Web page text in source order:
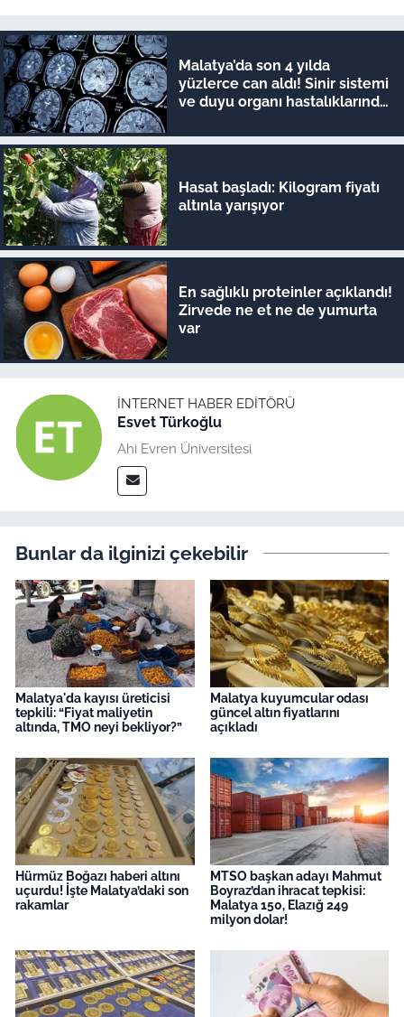
Malatya’da son 4 yılda
yüzlerce can aldı! Sinir sistemi
ve duyu organı hastalıklarında
Hasat başladı: Kilogram fiyatı
altınla yarışıyor
En sağlıklı proteinler açıklandı!
Zirvede ne et ne de yumurta
var
İNTERNET HABER EDITÖRÜ
Esvet Türkoğlu
Ahi Evren Üniversitesi
Bunlar da ilginizi çekebilir
Malatya'da kayısı üreticisi
tepkili: “Fiyat maliyetin
altında, TMO neyi bekliyor?”
Malatya kuyumcular odası
güncel altın fiyatlarını
açıkladı
Hürmüz Boğazı haberi altını
uçurdu! İşte Malatya’daki son
rakamlar
MTSO başkan adayı Mahmut
Boyraz’dan ihracat tepkisi:
Malatya 150, Elazığ 249
milyon dolar!